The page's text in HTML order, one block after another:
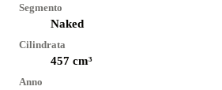
Segmento
Naked
Cilindrata
457 cm³
Anno